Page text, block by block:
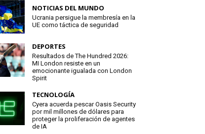
NOTICIAS DEL MUNDO
Ucrania persigue la membresía en la
UE como táctica de seguridad
DEPORTES
Resultados de The Hundred 2026:
MI London resiste en un
emocionante igualada con London
Spirit
TECNOLOGÍA
Cyera acuerda pescar Oasis Security
por mil millones de dólares para
proteger la proliferación de agentes
de IA